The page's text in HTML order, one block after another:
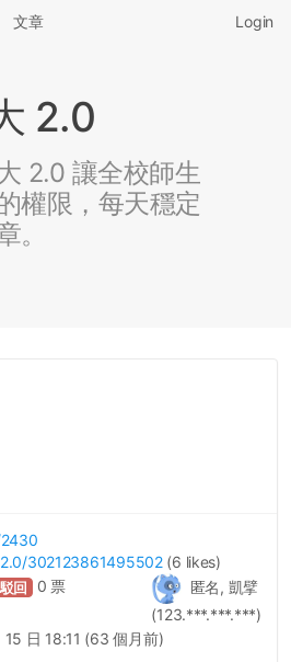
文章 Login
2.0
2.0 讓全校師生
權限，每天穩定
。
/302123861495502 (6 likes)
匿名, 凱擘
(123.***.***.***)
駁回 0 票
日 18:11 (63 個月前)